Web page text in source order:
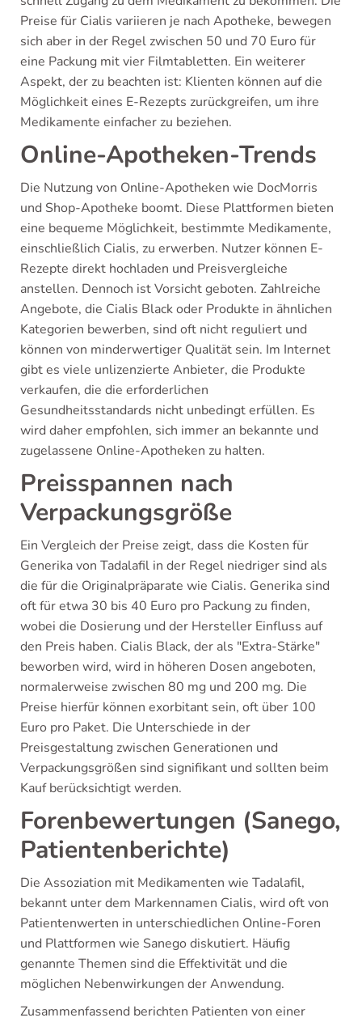
Preise für Cialis variieren je nach Apotheke, bewegen
sich aber in der Regel zwischen 50 und 70 Euro für
eine Packung mit vier Filmtabletten. Ein weiterer
Aspekt, der zu beachten ist: Klienten können auf die
Möglichkeit eines E-Rezepts zurückgreifen, um ihre
Medikamente einfacher zu beziehen.
Online-Apotheken-Trends
Die Nutzung von Online-Apotheken wie DocMorris
und Shop-Apotheke boomt. Diese Plattformen bieten
eine bequeme Möglichkeit, bestimmte Medikamente,
einschließlich Cialis, zu erwerben. Nutzer können E-
Rezepte direkt hochladen und Preisvergleiche
anstellen. Dennoch ist Vorsicht geboten. Zahlreiche
Angebote, die Cialis Black oder Produkte in ähnlichen
Kategorien bewerben, sind oft nicht reguliert und
können von minderwertiger Qualität sein. Im Internet
gibt es viele unlizenzierte Anbieter, die Produkte
verkaufen, die die erforderlichen
Gesundheitsstandards nicht unbedingt erfüllen. Es
wird daher empfohlen, sich immer an bekannte und
zugelassene Online-Apotheken zu halten.
Preisspannen nach
Verpackungsgröße
Ein Vergleich der Preise zeigt, dass die Kosten für
Generika von Tadalafil in der Regel niedriger sind als
die für die Originalpräparate wie Cialis. Generika sind
oft für etwa 30 bis 40 Euro pro Packung zu finden,
wobei die Dosierung und der Hersteller Einfluss auf
den Preis haben. Cialis Black, der als "Extra-Stärke"
beworben wird, wird in höheren Dosen angeboten,
normalerweise zwischen 80 mg und 200 mg. Die
Preise hierfür können exorbitant sein, oft über 100
Euro pro Paket. Die Unterschiede in der
Preisgestaltung zwischen Generationen und
Verpackungsgrößen sind signifikant und sollten beim
Kauf berücksichtigt werden.
Forenbewertungen (Sanego,
Patientenberichte)
Die Assoziation mit Medikamenten wie Tadalafil,
bekannt unter dem Markennamen Cialis, wird oft von
Patientenwerten in unterschiedlichen Online-Foren
und Plattformen wie Sanego diskutiert. Häufig
genannte Themen sind die Effektivität und die
möglichen Nebenwirkungen der Anwendung.
Zusammenfassend berichten Patienten von einer